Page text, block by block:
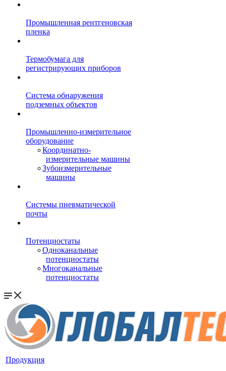
Промышленная рентгеновская
пленка
Термобумага для
регистрирующих приборов
Система обнаружения
подземных объектов
Промышленно-измерительное
оборудование
Координатно-
измерительные машины
Зубоизмерительные
машины
Системы пневматической
почты
Потенциостаты
Одноканальные
потенциостаты
Многоканальные
потенциостаты
Продукция